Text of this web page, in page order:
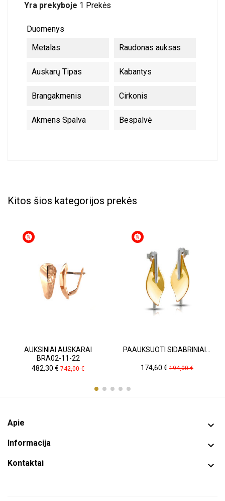
Yra prekyboje 1 Prekės
Duomenys
Metalas
Raudonas auksas
Auskarų Tipas Kabantys
Brangakmenis Cirkonis
Akmens Spalva Bespalvė
Kitos šios kategorijos prekės
AUKSINIAI AUSKARAI
BRA02-11-22
Kaina
482,30 € Pradinė
742,00 €
PAAUKSUOTI SIDABRINIAI...
Kaina
174,60 €Pradinė
194,00 €
Apie 
Informacija 
Kontaktai 